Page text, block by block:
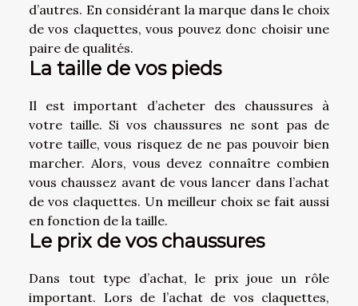
d’autres. En considérant la marque dans le choix
de vos claquettes, vous pouvez donc choisir une
paire de qualités.
La taille de vos pieds
Il est important d’acheter des chaussures à
votre taille. Si vos chaussures ne sont pas de
votre taille, vous risquez de ne pas pouvoir bien
marcher. Alors, vous devez connaître combien
vous chaussez avant de vous lancer dans l’achat
de vos claquettes. Un meilleur choix se fait aussi
en fonction de la taille.
Le prix de vos chaussures
Dans tout type d’achat, le prix joue un rôle
important. Lors de l’achat de vos claquettes,